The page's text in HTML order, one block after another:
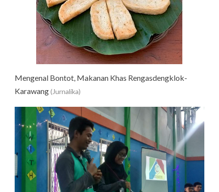
Mengenal Bontot, Makanan Khas Rengasdengklok-
Karawang(Jurnalika)